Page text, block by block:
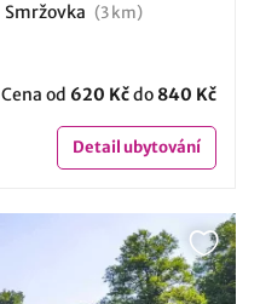
Smržovka (3 km)
Cena od 620 Kčdo 840 Kč
Detailubytování